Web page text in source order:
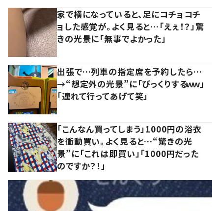
家で横になっていると、足にコチョコチ
ョした感覚が。よく見ると…「えぇ！？」驚
きの光景に「無事でよかった」
出張で…列車の指定席を予約したら…
→“想定外の光景”に「びっくりするｗｗ」
「連れて行ってあげて笑」
「こんなん買ってしまう」1000円の浴衣
を衝動買い。よく見ると…“驚きの光
景”に「これは即買い」「1000円だった
のですか？！」